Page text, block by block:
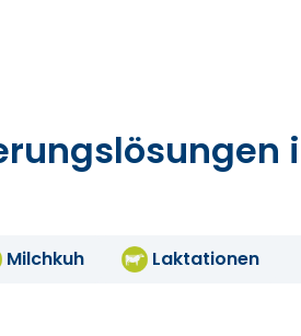
Milchkuh Laktationen